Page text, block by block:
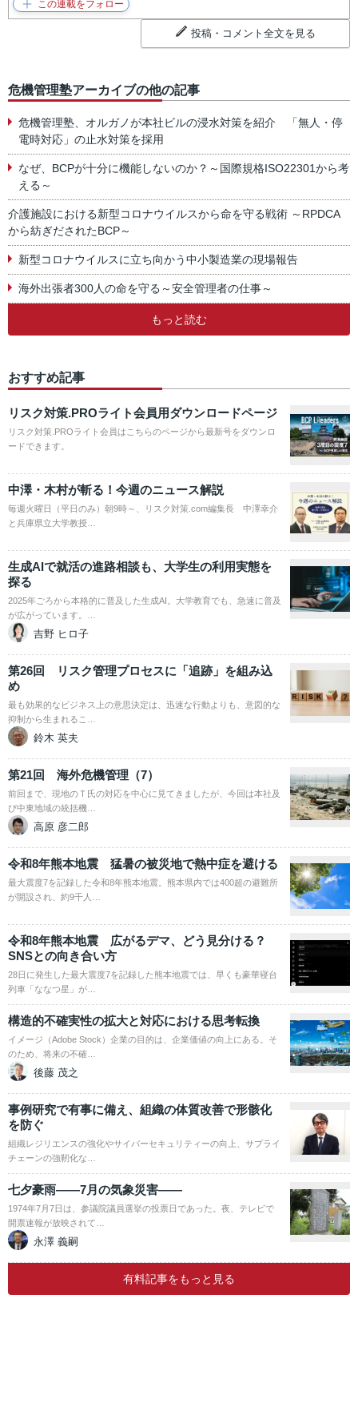
投稿・コメント全文を見る
危機管理塾アーカイブの他の記事
危機管理塾、オルガノが本社ビルの浸水対策を紹介 「無人・停
電時対応」の止水対策を採用
なぜ、BCPが十分に機能しないのか？～国際規格ISO22301から考
える～
介護施設における新型コロナウイルスから命を守る戦術 ～RPDCA
から紡ぎだされたBCP～
新型コロナウイルスに立ち向かう中小製造業の現場報告
海外出張者300人の命を守る～安全管理者の仕事～
もっと読む
おすすめ記事
リスク対策.PROライト会員用ダウンロードページ
リスク対策.PROライト会員はこちらのページから最新号をダウンロ
ードできます。
中澤・木村が斬る！今週のニュース解説
毎週火曜日（平日のみ）朝9時～、リスク対策.com編集長 中澤幸介
と兵庫県立大学教授…
生成AIで就活の進路相談も、大学生の利用実態を
探る
2025年ごろから本格的に普及した生成AI。大学教育でも、急速に普及
が広がっています。…
吉野 ヒロ子
第26回 リスク管理プロセスに「追跡」を組み込
め
最も効果的なビジネス上の意思決定は、迅速な行動よりも、意図的な
抑制から生まれるこ…
鈴木 英夫
第21回 海外危機管理（7）
前回まで、現地のＴ氏の対応を中心に見てきましたが、今回は本社及
び中東地域の統括機…
高原 彦二郎
令和8年熊本地震 猛暑の被災地で熱中症を避ける
最大震度7を記録した令和8年熊本地震。熊本県内では400超の避難所
が開設され、約9千人…
令和8年熊本地震 広がるデマ、どう見分ける？
SNSとの向き合い方
28日に発生した最大震度7を記録した熊本地震では、早くも豪華寝台
列車「ななつ星」が…
構造的不確実性の拡大と対応における思考転換
イメージ（Adobe Stock）企業の目的は、企業価値の向上にある。そ
のため、将来の不確…
後藤 茂之
事例研究で有事に備え、組織の体質改善で形骸化
を防ぐ
組織レジリエンスの強化やサイバーセキュリティーの向上、サプライ
チェーンの強靭化な…
七夕豪雨――7月の気象災害――
1974年7月7日は、参議院議員選挙の投票日であった。夜、テレビで
開票速報が放映されて…
永澤 義嗣
有料記事をもっと見る